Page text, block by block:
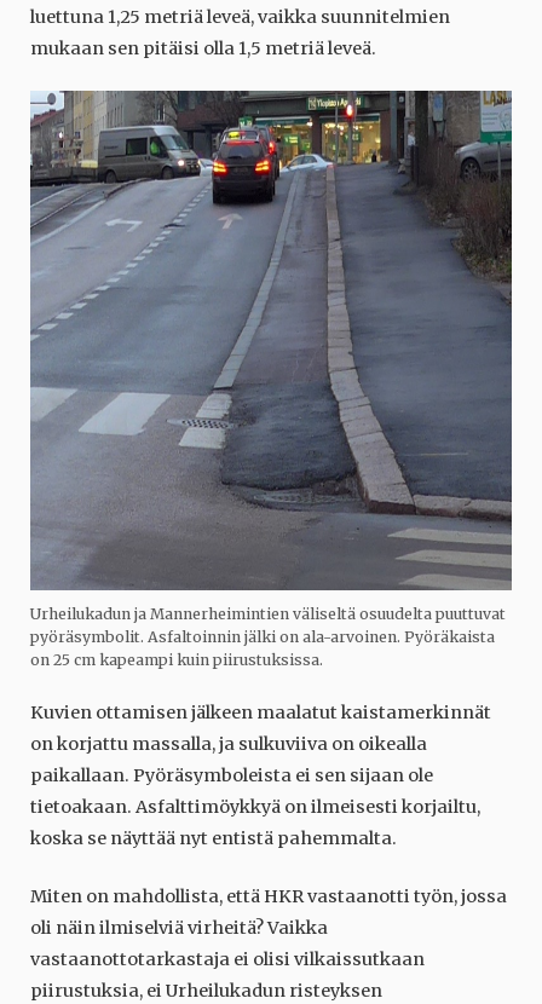
luettuna 1,25 metriä leveä, vaikka suunnitelmien
mukaan sen pitäisi olla 1,5 metriä leveä.
Urheilukadun ja Mannerheimintien väliseltä osuudelta puuttuvat
pyöräsymbolit. Asfaltoinnin jälki on ala-arvoinen. Pyöräkaista
on 25 cm kapeampi kuin piirustuksissa.
Kuvien ottamisen jälkeen maalatut kaistamerkinnät
on korjattu massalla, ja sulkuviiva on oikealla
paikallaan. Pyöräsymboleista ei sen sijaan ole
tietoakaan. Asfalttimöykkyä on ilmeisesti korjailtu,
koska se näyttää nyt entistä pahemmalta.
Miten on mahdollista, että HKR vastaanotti työn, jossa
oli näin ilmiselviä virheitä? Vaikka
vastaanottotarkastaja ei olisi vilkaissutkaan
piirustuksia, ei Urheilukadun risteyksen